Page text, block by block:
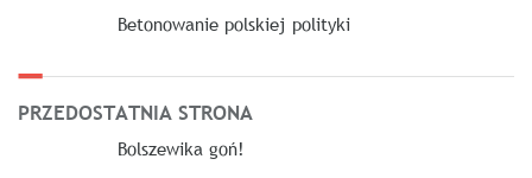
Betonowanie polskiej polityki
PRZEDOSTATNIA STRONA
Bolszewika goń!